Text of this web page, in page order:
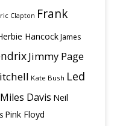
Clapton Frank
HancockJames
Jimmy Page
Kate Bush Led
Miles Davis Neil
Pink Floyd